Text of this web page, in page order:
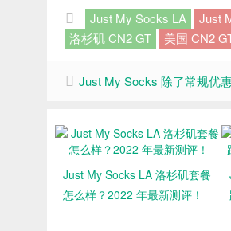
Just My Socks LA Just
洛杉矶 CN2 GT
美国 CN2
Just My Socks 除了常规优
Just My Socks LA 洛杉矶套餐
怎么样？2022 年最新测评！